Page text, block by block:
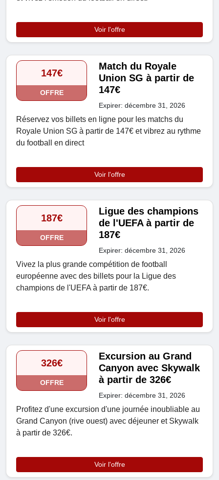
Voir l'offre
147€
OFFRE
Match du Royale
Union SG à partir de
147€
Expirer: décembre 31, 2026
Réservez vos billets en ligne pour les matchs du
Royale Union SG à partir de 147€ et vibrez au rythme
du football en direct
Voir l'offre
187€
OFFRE
Ligue des champions
de l'UEFA à partir de
187€
Expirer: décembre 31, 2026
Vivez la plus grande compétition de football
européenne avec des billets pour la Ligue des
champions de l'UEFA à partir de 187€.
Voir l'offre
326€
OFFRE
Excursion au Grand
Canyon avec Skywalk
à partir de 326€
Expirer: décembre 31, 2026
Profitez d'une excursion d'une journée inoubliable au
Grand Canyon (rive ouest) avec déjeuner et Skywalk
à partir de 326€.
Voir l'offre